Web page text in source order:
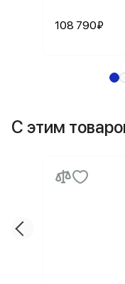
108 790₽
С этим